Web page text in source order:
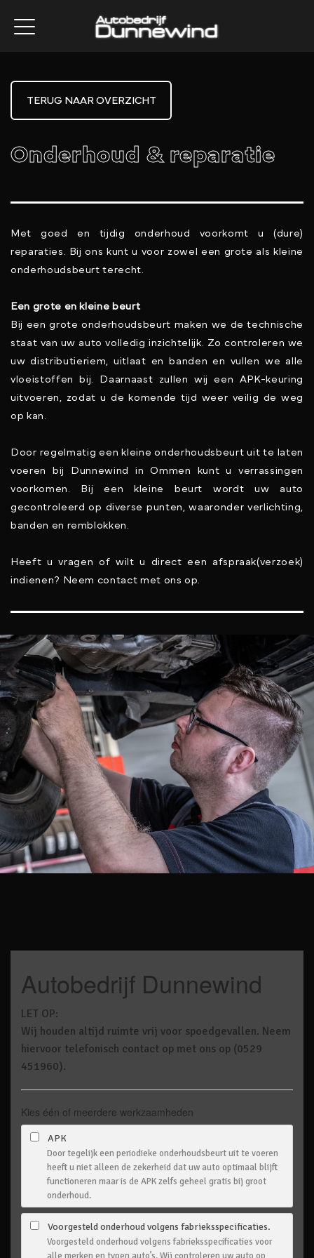
TERUG NAAR OVERZICHT
Onderhoud & reparatie
Met goed en tijdig onderhoud voorkomt u (dure)
reparaties. Bij ons kunt u voor zowel een grote als kleine
onderhoudsbeurt terecht.
Een grote en kleine beurt
Bij een grote onderhoudsbeurt maken we de technische
staat van uw auto volledig inzichtelijk. Zo controleren we
uw distributieriem, uitlaat en banden en vullen we alle
vloeistoffen bij. Daarnaast zullen wij een APK-keuring
uitvoeren, zodat u de komende tijd weer veilig de weg
op kan.
Door regelmatig een kleine onderhoudsbeurt uit te laten
voeren bij Dunnewind in Ommen kunt u verrassingen
voorkomen. Bij een kleine beurt wordt uw auto
gecontroleerd op diverse punten, waaronder verlichting,
banden en remblokken.
Heeft u vragen of wilt u direct een afspraak(verzoek)
indienen? Neem contact met ons op.